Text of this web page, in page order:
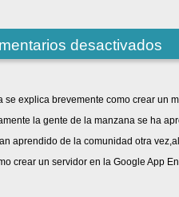
desactivados
en
y
se explica brevemente como crear un
la gente de la manzana se ha
aprendido de la comunidad otra
crear un servidor en la Google App